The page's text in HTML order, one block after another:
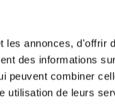
annonces, d'offrir
des informations
peuvent combiner
utilisation de leurs
Dessus/tige
Semelle
Doublure